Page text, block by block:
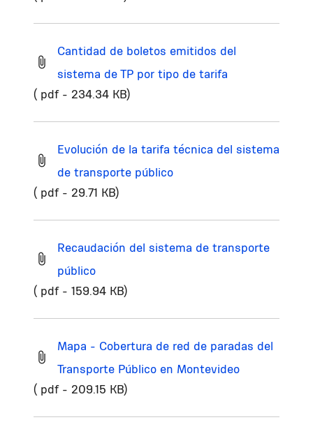
Cantidad de boletos emitidos del
sistema de TP por tipo de tarifa
( pdf - 234.34 KB)
Evolución de la tarifa técnica del sistema
de transporte público
( pdf - 29.71 KB)
Recaudación del sistema de transporte
público
( pdf - 159.94 KB)
Mapa - Cobertura de red de paradas del
Transporte Público en Montevideo
( pdf - 209.15 KB)